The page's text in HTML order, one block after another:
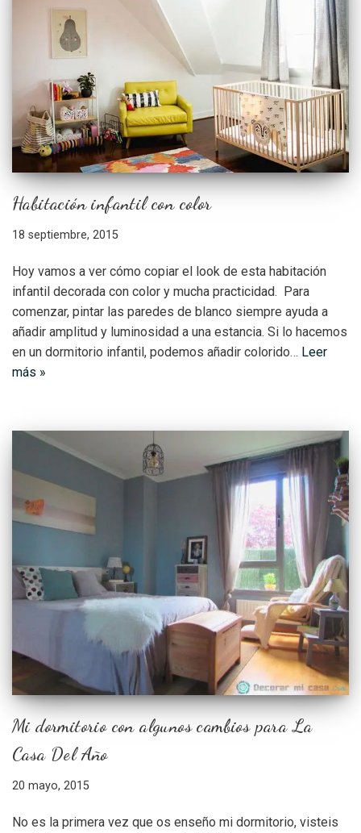
Habitación infantil con color
18 septiembre, 2015
Hoy vamos a ver cómo copiar el look de esta habitación
infantil decorada con color y mucha practicidad. Para
comenzar, pintar las paredes de blanco siempre ayuda a
añadir amplitud y luminosidad a una estancia. Si lo hacemos
en un dormitorio infantil, podemos añadir colorido… Leer
más »
Mi dormitorio con algunos cambios para La
Casa Del Año
20 mayo, 2015
No es la primera vez que os enseño mi dormitorio, visteis